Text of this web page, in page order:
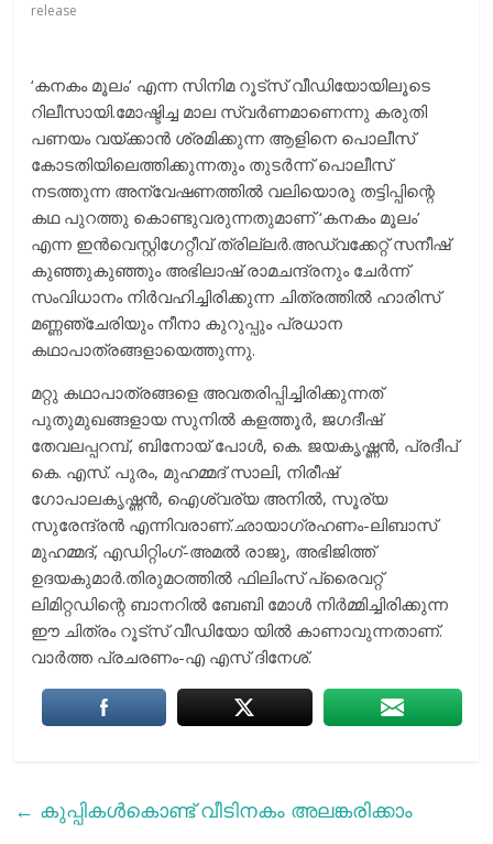
release
‘കനകം മൂലം’ എന്ന സിനിമ റൂട്സ് വീഡിയോയിലൂടെ
റിലീസായി.മോഷ്ടിച്ച മാല സ്വര്‍ണമാണെന്നു കരുതി
പണയം വയ്ക്കാന്‍ ശ്രമിക്കുന്ന ആളിനെ പൊലീസ്
കോടതിയിലെത്തിക്കുന്നതും തുടര്‍ന്ന് പൊലീസ്
നടത്തുന്ന അന്വേഷണത്തില്‍ വലിയൊരു തട്ടിപ്പിന്റെ
കഥ പുറത്തു കൊണ്ടുവരുന്നതുമാണ് ‘കനകം മൂലം’
എന്ന ഇൻവെസ്റ്റിഗേറ്റീവ് ത്രില്ലർ.അഡ്വക്കേറ്റ് സനീഷ്
കുഞ്ഞുകുഞ്ഞും അഭിലാഷ് രാമചന്ദ്രനും ചേർന്ന്
സംവിധാനം നിർവഹിച്ചിരിക്കുന്ന ചിത്രത്തിൽ ഹാരിസ്
മണ്ണഞ്ചേരിയും നീനാ കുറുപ്പും പ്രധാന
കഥാപാത്രങ്ങളായെത്തുന്നു.
മറ്റു കഥാപാത്രങ്ങളെ അവതരിപ്പിച്ചിരിക്കുന്നത്
പുതുമുഖങ്ങളായ സുനില്‍ കളത്തൂര്‍, ജഗദീഷ്
തേവലപ്പറമ്പ്, ബിനോയ് പോൾ, കെ. ജയകൃഷ്ണന്‍, പ്രദീപ്
കെ. എസ്. പുരം, മുഹമ്മദ് സാലി, നിരീഷ്
ഗോപാലകൃഷ്ണന്‍, ഐശ്വര്യ അനില്‍, സൂര്യ
സുരേന്ദ്രന്‍ എന്നിവരാണ്.ഛായാഗ്രഹണം-ലിബാസ്
മുഹമ്മദ്, എഡിറ്റിംഗ്-അമൽ രാജു, അഭിജിത്ത്
ഉദയകുമാർ.തിരുമഠത്തിൽ ഫിലിംസ് പ്രൈവറ്റ്
ലിമിറ്റഡിന്റെ ബാനറില്‍ ബേബി മോൾ നിര്‍മ്മിച്ചിരിക്കുന്ന
ഈ ചിത്രം റൂട്സ് വീഡിയോ യിൽ കാണാവുന്നതാണ്.
വാർത്ത പ്രചരണം-എ എസ് ദിനേശ്.
← കുപ്പികള്‍കൊണ്ട് വീടിനകം അലങ്കരിക്കാം